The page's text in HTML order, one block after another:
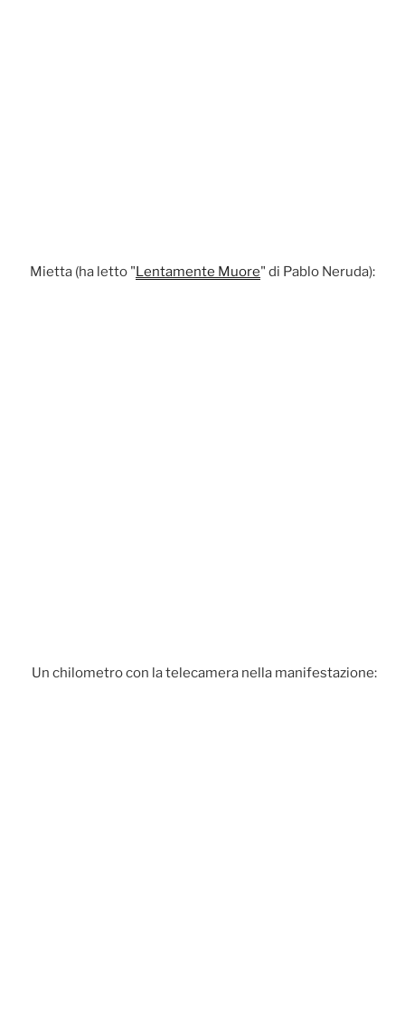
Mietta (ha letto "Lentamente Muore" di Pablo Neruda):
Un chilometro con la telecamera nella manifestazione: